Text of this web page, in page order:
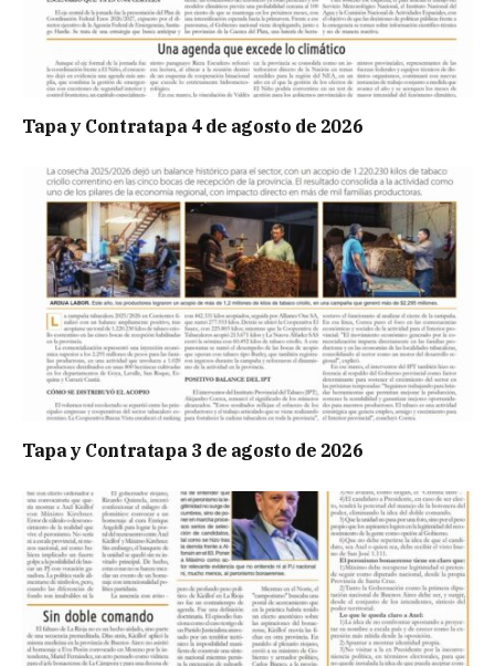
Tapa y Contratapa 4 de agosto de 2026
Tapa y Contratapa 3 de agosto de 2026